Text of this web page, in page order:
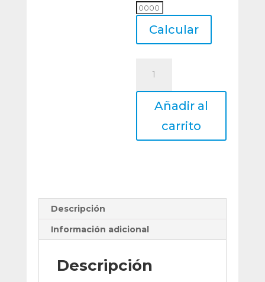
Calcular
Calcular
Boquilla
Collet
Añadir al
carrito
Descripción
Información adicional
Descripción